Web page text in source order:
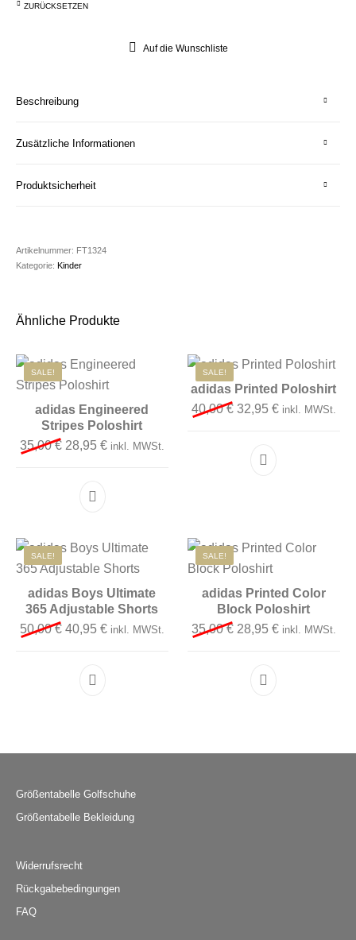
ZURÜCKSETZEN
Auf die Wunschliste
Beschreibung
Zusätzliche Informationen
Produktsicherheit
Artikelnummer: FT1324
Kategorie:Kinder
Ähnliche Produkte
SALE!
adidas Engineered
Stripes Poloshirt
35,00€ Ursprünglicher Preis war: 35,00 €
28,95€Aktueller Preis ist: 28,95 €.
inkl. MWSt.
Dieses Produkt weist mehrere Varianten auf.
SALE!
adidas Printed Poloshirt
40,00€ Ursprünglicher Preis
32,95 €Aktueller
inkl. MWSt.
Dieses Produkt
SALE!
adidas Boys Ultimate
365 Adjustable Shorts
50,00€ Ursprünglicher Preis war: 50,00 €
40,95€Aktueller Preis ist: 40,95 €.
inkl. MWSt.
Dieses Produkt weist mehrere Varianten auf.
SALE!
adidas Printed Color
Block Poloshirt
35,00€ Ursprünglicher Preis
28,95 €Aktueller
inkl. MWSt.
Dieses Produkt
Größentabelle Golfschuhe
Größentabelle Bekleidung
Widerrufsrecht
Rückgabebedingungen
FAQ